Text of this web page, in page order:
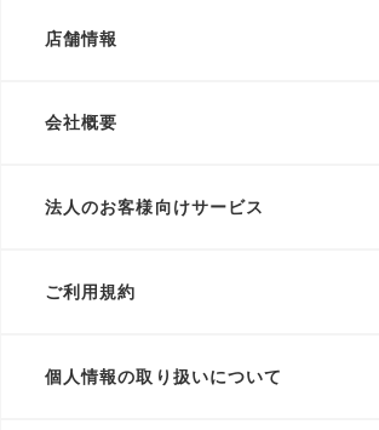
店舗情報
会社概要
法人のお客様向けサービス
ご利用規約
個人情報の取り扱いについて